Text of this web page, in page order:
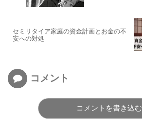
セミリタイア家庭の資金計画とお金の不
安への対処
コメント
コメントを書き込む